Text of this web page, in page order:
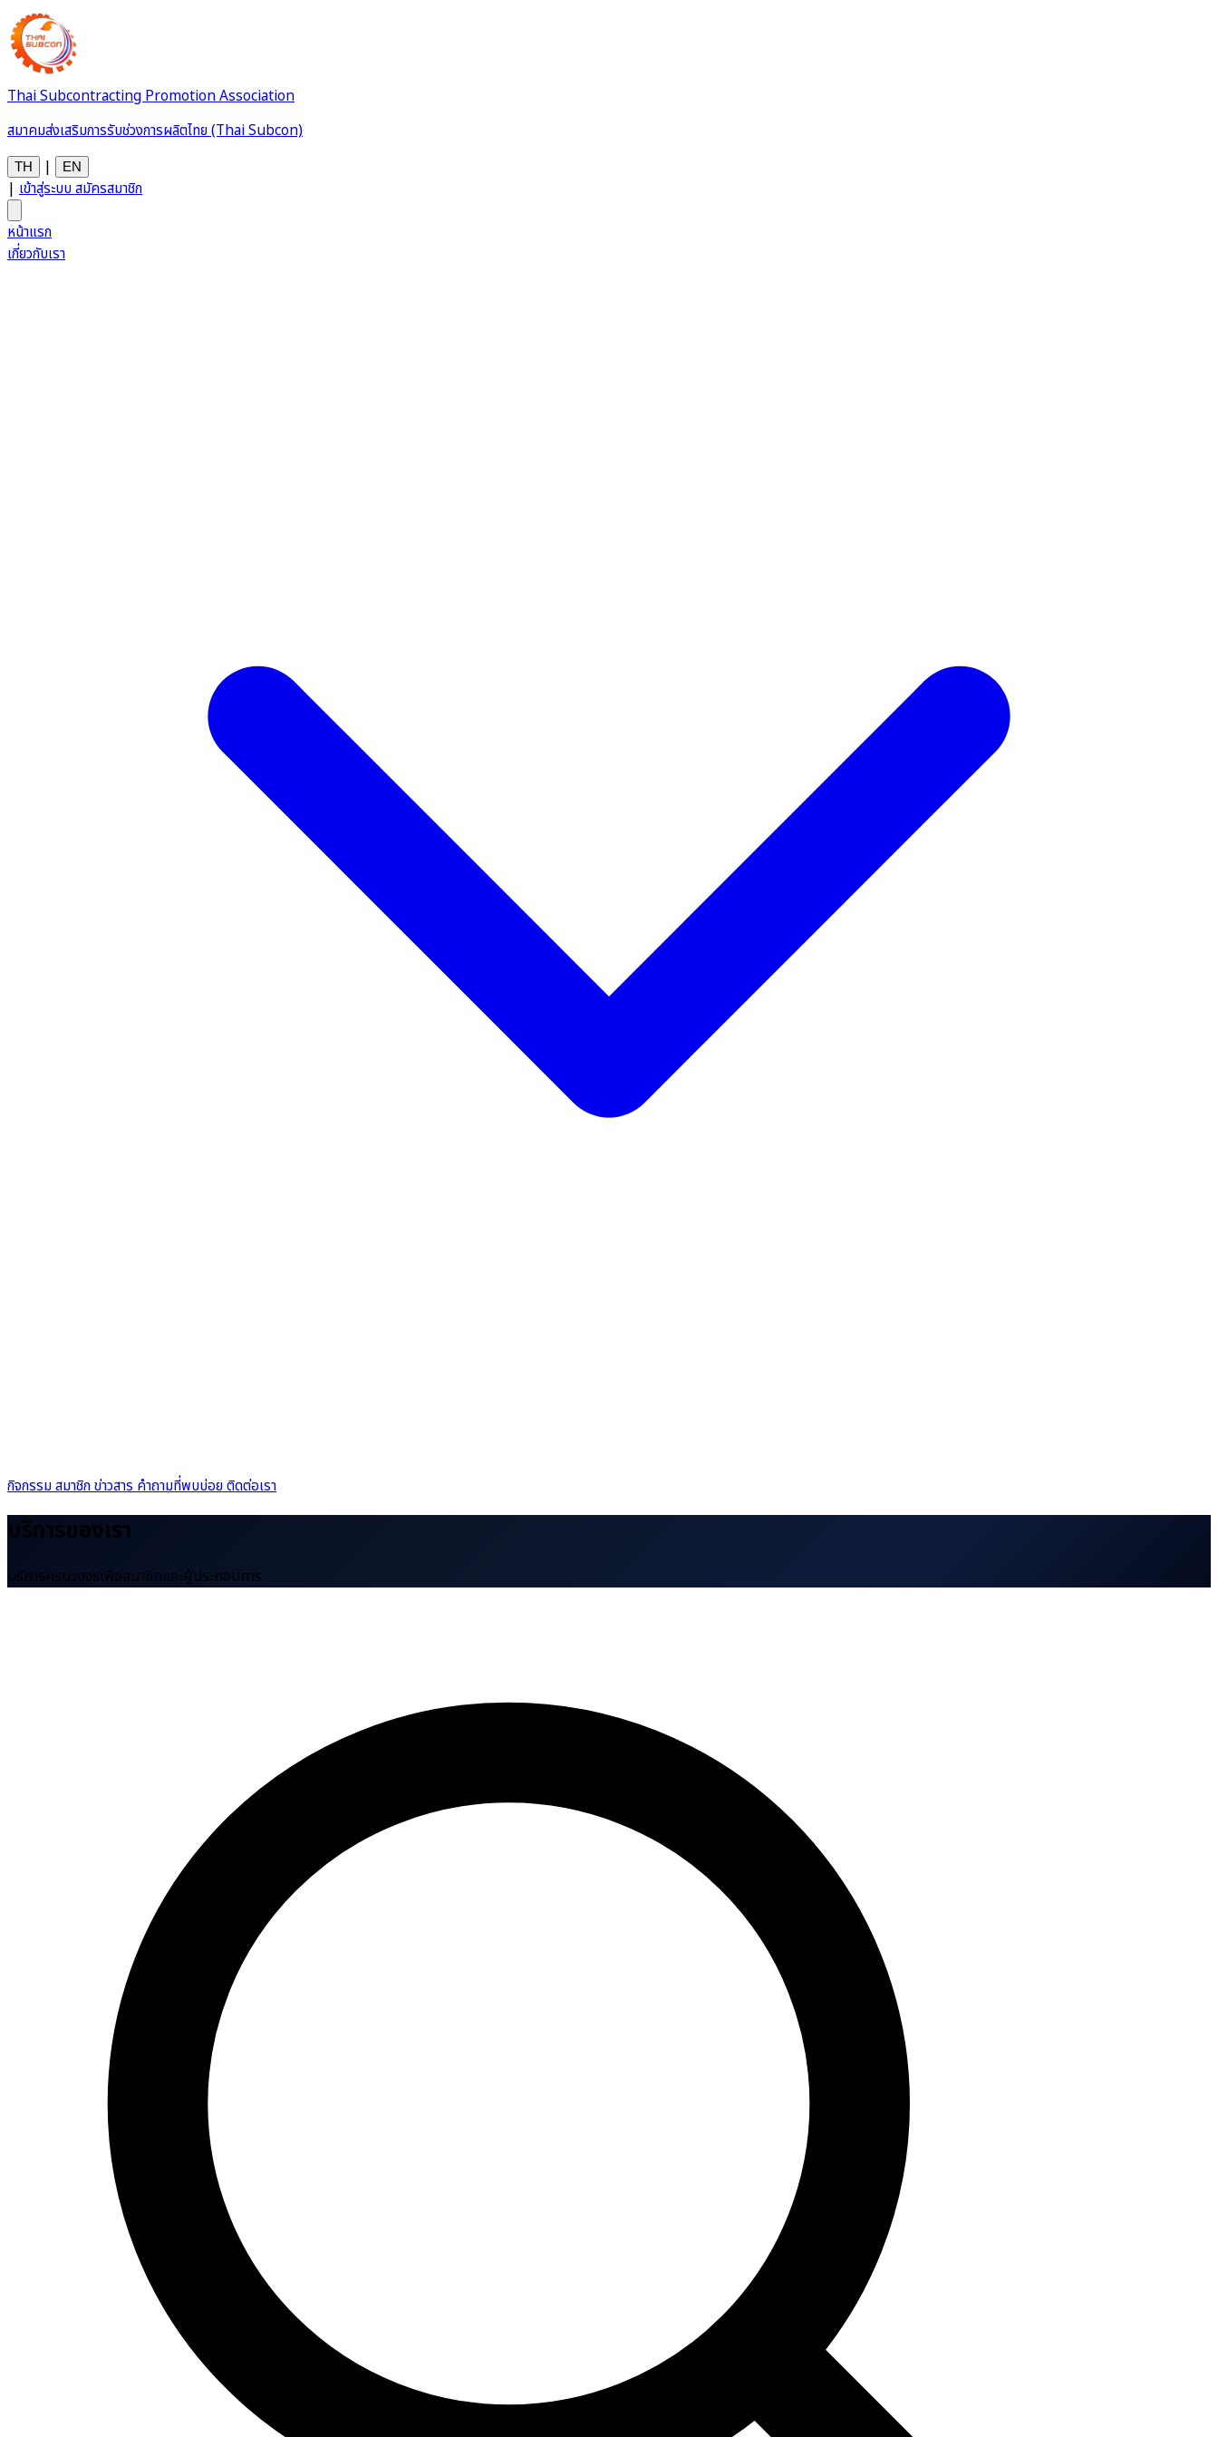
Thai Subcontracting Promotion Association
สมาคมส่งเสริมการรับช่วงการผลิตไทย (Thai Subcon)
TH | EN
| เข้าสู่ระบบสมัครสมาชิก
หน้าแรก
เกี่ยวกับเรา
กิจกรรมสมาชิกข่าวสารคำถามที่พบบ่อยติดต่อเรา
บริการของเรา
บริการครบวงจรเพื่อสมาชิกและผู้ประกอบการ